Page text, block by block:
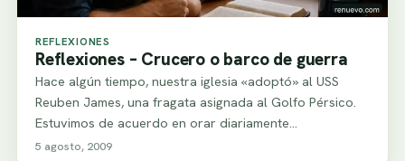
REFLEXIONES
Reflexiones – Crucero o barco de guerra
Hace algún tiempo, nuestra iglesia «adoptó» al USS
Reuben James, una fragata asignada al Golfo Pérsico.
Estuvimos de acuerdo en orar diariamente…
5 agosto, 2009